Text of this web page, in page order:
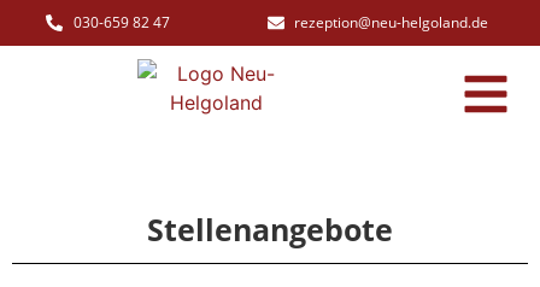
030-659 82 47 rezeption@neu-helgoland.de
Stellenangebote